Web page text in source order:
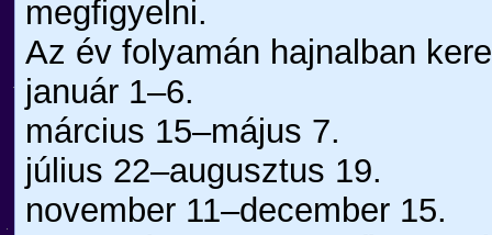
megfigyelni.
Az év folyamán hajnalban
január 1–6.
március 15–május 7.
július 22–augusztus 19.
november 11–december 15.